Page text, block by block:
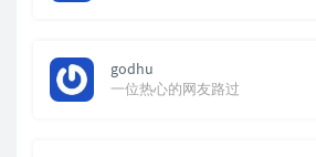
godhu
一位热心的网友路过